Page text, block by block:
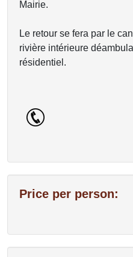
Mairie.
Le retour se fera par le
rivière intérieure
résidentiel.
Price per person: